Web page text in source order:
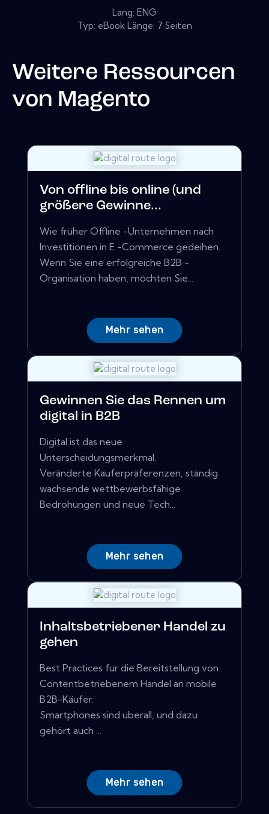
Lang: ENG
Typ: eBook Länge: 7 Seiten
Weitere Ressourcen
von Magento
Von offline bis online (und
größere Gewinne...
Wie früher Offline -Unternehmen nach
Investitionen in E -Commerce gedeihen.
Wenn Sie eine erfolgreiche B2B -
Organisation haben, möchten Sie...
Mehr sehen
Gewinnen Sie das Rennen um
digital in B2B
Digital ist das neue
Unterscheidungsmerkmal.
Veränderte Käuferpräferenzen, ständig
wachsende wettbewerbsfähige
Bedrohungen und neue Tech...
Mehr sehen
Inhaltsbetriebener Handel zu
gehen
Best Practices für die Bereitstellung von
Contentbetriebenem Handel an mobile
B2B-Käufer.
Smartphones sind überall, und dazu
gehört auch ...
Mehr sehen